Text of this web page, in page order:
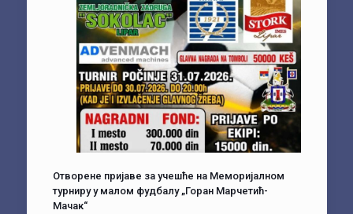
Отворене пријаве за учешће на Меморијалном
турниру у малом фудбалу „Горан Марчетић-
Мачак“